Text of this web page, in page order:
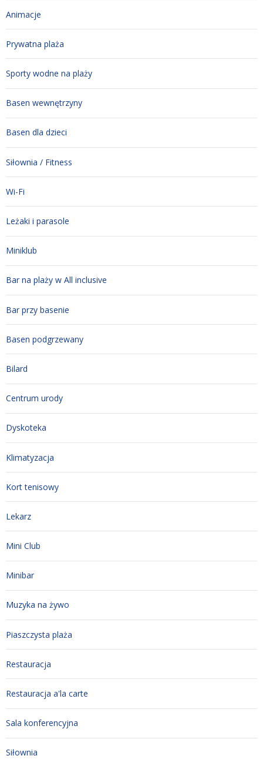
Animacje
Prywatna plaża
Sporty wodne na plaży
Basen wewnętrzyny
Basen dla dzieci
Siłownia / Fitness
Wi-Fi
Leżaki i parasole
Miniklub
Bar na plaży w All inclusive
Bar przy basenie
Basen podgrzewany
Bilard
Centrum urody
Dyskoteka
Klimatyzacja
Kort tenisowy
Lekarz
Mini Club
Minibar
Muzyka na żywo
Piaszczysta plaża
Restauracja
Restauracja a'la carte
Sala konferencyjna
Siłownia